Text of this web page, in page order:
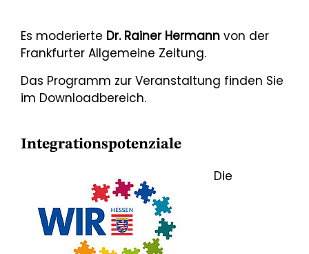
Es moderierte Dr. Rainer Hermann von der
Frankfurter Allgemeine Zeitung.
Das Programm zur Veranstaltung finden Sie
im Downloadbereich.
Integrationspotenziale
Die